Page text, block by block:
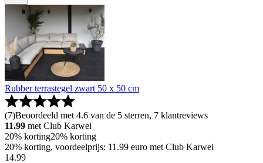
Rubber terrastegel zwart 50 x 50 cm
(7)Beoordeeld met 4.6 van de 5 sterren, 7 klantreviews
11.99 met Club Karwei
20% korting20% korting
20% korting, voordeelprijs: 11.99 euro met Club Karwei
14.99